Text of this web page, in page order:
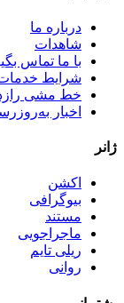
درباره ما
شاهدات
با ما تماس
شرایط
خط مشی
اخبار
ژانر
اکشن
بیوگرافی
مستند
ماجراجویی
ریلی تایم
روانی